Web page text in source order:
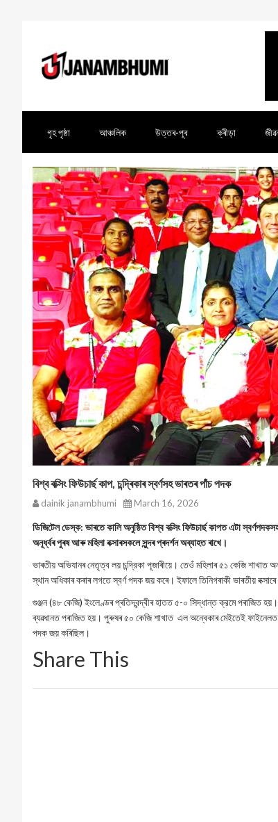
গৃহ পৃষ্ঠা আঞ্চলিক উত্তৰ-পূব ক্ৰীড়া
বিশ্ব বক্সিং ফিউচাৰ্ছ কাপ, চন্দ্ৰিকাৰ স্বৰ্ণসহ ভাৰতৰ পাঁচ পদক
dainik janambhumi March 16, 2026
ডিজিটেল ডেস্ক: ভাৰতে কালি অনুষ্ঠিত বিশ্ব বক্সিং ফিউচাৰ্ছ কাপত এটা
অনূর্ধ্বৰ পুৰষ আৰু মহিলা বক্সাৰসকলে সুন্দৰ প্ৰদৰ্শন অব্যাহত ৰাখে।
ভাৰতীয় অভিযানৰ নেতৃত্ব লয় চন্দ্রিকা পূজাৰীয়ে। তেওঁ মহিলাৰ ৫১ কেজি শাখাত
স্থান অধিকাৰ কৰাৰ লগতে স্বর্ণ পদক জয় কৰে। ইফালে তিনিগৰাকী ভাৰতীয়
গুঞ্জন (৪৮ কেজি) ইংলেণ্ডৰ প্ৰতিদ্বন্দ্বীৰ হাতত ৫-০ সিদ্ধান্ত ক্রমে পৰাজিত
ব্যৱধানত পৰাজিত হয়। পুৰুষৰ ৫০ কেজি শাখাত এল অন্বেকাৰ মেইতেই
পদক জয় কৰিছিল।
Share This